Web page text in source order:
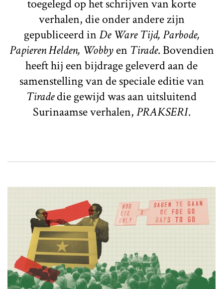
toegelegd op het schrijven van korte
verhalen, die onder andere zijn
gepubliceerd inDe Ware Tijd, Parbode,
Papieren Helden, Wobbyen Tirade. Bovendien
heeft hij een bijdrage geleverd aan de
samenstelling van de speciale editie van
Tiradedie gewijd was aan uitsluitend
Surinaamse verhalen,PRAKSERI.